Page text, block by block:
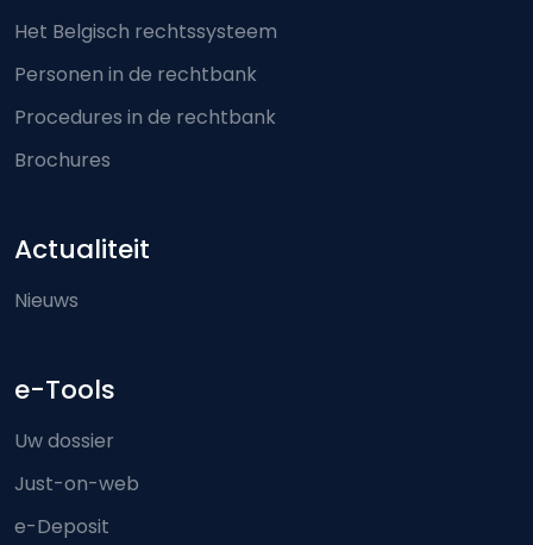
Het Belgisch rechtssysteem
Personen in de rechtbank
Procedures in de rechtbank
Brochures
Actualiteit
Nieuws
e-Tools
Uw dossier
Just-on-web
e-Deposit